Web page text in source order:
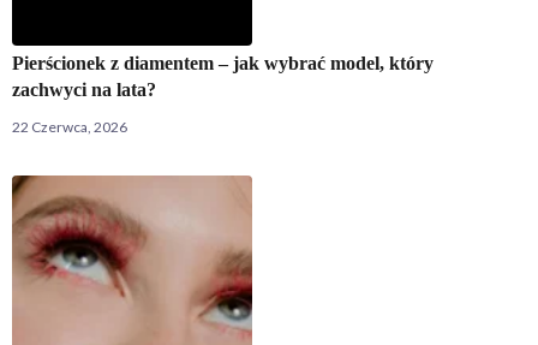
Pierścionek z diamentem – jak wybrać model, który
zachwyci na lata?
22 Czerwca, 2026